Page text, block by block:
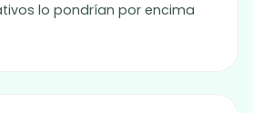
lo pondrían por encima